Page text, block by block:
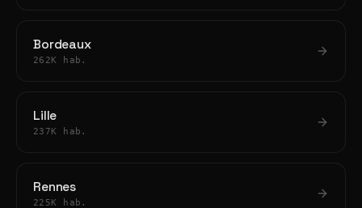
Bordeaux
262K hab.
Lille
237K hab.
Rennes
225K hab.